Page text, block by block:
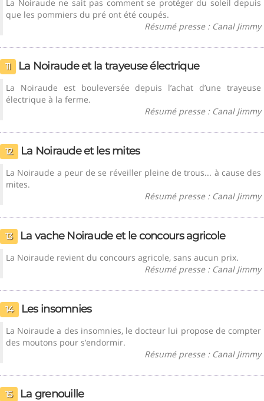
La Noiraude ne sait pas comment se protéger du soleil depuis
que les pommiers du pré ont été coupés.
Résumé presse : Canal Jimmy
11 La Noiraude et la trayeuse électrique
La Noiraude est bouleversée depuis l’achat d’une trayeuse
électrique à la ferme.
Résumé presse : Canal Jimmy
12 La Noiraude et les mites
La Noiraude a peur de se réveiller pleine de trous... à cause des
mites.
Résumé presse : Canal Jimmy
13 La vache Noiraude et le concours agricole
La Noiraude revient du concours agricole, sans aucun prix.
Résumé presse : Canal Jimmy
14 Les insomnies
La Noiraude a des insomnies, le docteur lui propose de compter
des moutons pour s’endormir.
Résumé presse : Canal Jimmy
15 La grenouille